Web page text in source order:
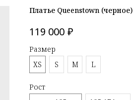
Платье Queenstown (черное)
119 000 ₽
Размер
XS
S M L
Рост